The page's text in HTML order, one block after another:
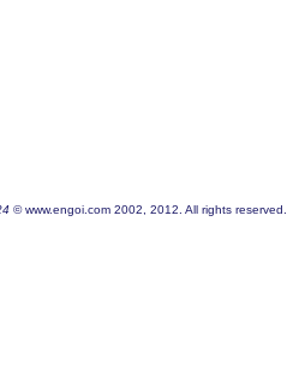
© www.engoi.com 2002, 2012. All rights reserved.